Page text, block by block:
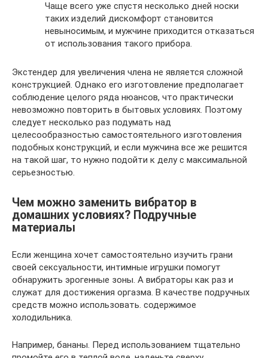
Чаще всего уже спустя несколько дней носки
таких изделий дискомфорт становится
невыносимым, и мужчине приходится отказаться
от использования такого прибора.
Экстендер для увеличения члена не является сложной
конструкцией. Однако его изготовление предполагает
соблюдение целого ряда нюансов, что практически
невозможно повторить в бытовых условиях. Поэтому
следует несколько раз подумать над
целесообразностью самостоятельного изготовления
подобных конструкций, и если мужчина все же решится
на такой шаг, то нужно подойти к делу с максимальной
серьезностью.
Чем можно заменить вибратор в
домашних условиях? Подручные
материалы
Если женщина хочет самостоятельно изучить грани
своей сексуальности, интимные игрушки помогут
обнаружить эрогенные зоны. А вибраторы как раз и
служат для достижения оргазма. В качестве подручных
средств можно использовать. содержимое
холодильника.
Например, бананы. Перед использованием тщательно